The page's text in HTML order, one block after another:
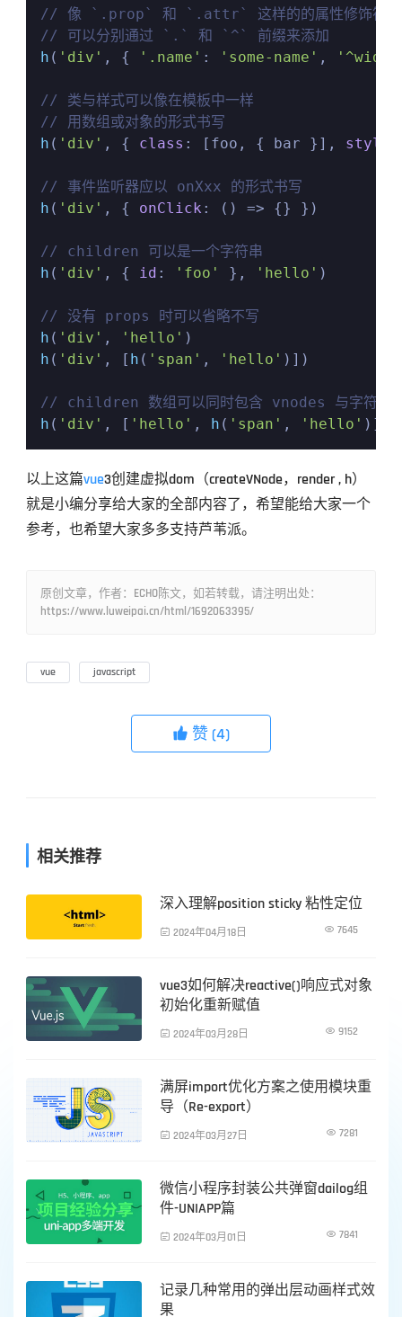
// 像 `.prop` 和 `.attr` 这样的的属性修饰符
// 可以分别通过 `.` 和 `^` 前缀来添加
h ( 'div' , { '.name' : 'some-name' ,
// 类与样式可以像在模板中一样
// 用数组或对象的形式书写
h ( 'div' , { class : [foo, { bar }], style
// 事件监听器应以 onXxx 的形式书写
h ( 'div' , { onClick : () => {} })
// children 可以是一个字符串
h ( 'div' , { id : 'foo' }, 'hello' )
// 没有 props 时可以省略不写
h ( 'div' , 'hello'
h ( 'div' , [ h ( 'span' , 'hello' )])
// children 数组可以同时包含 vnodes 与字符串
h ( 'div' , [ 'hello' , h ( 'span' , 'hello' )])
以上这篇vue3创建虚拟dom（createVNode，render , h）
就是小编分享给大家的全部内容了，希望能给大家一个
参考，也希望大家多多支持芦苇派。
原创文章，作者：ECHO陈文，如若转载，请注明出处：
https://www.luweipai.cn/html/1692063395/
vue javascript
 赞(4)
相关推荐
深入理解position sticky 粘性定位
 2024年04月18日  7645
前端技术
vue3如何解决reactive()响应式对象
初始化重新赋值
 2024年03月28日  9152
前端技术
满屏import优化方案之使用模块重
导（Re-export）
 2024年03月27日  7281
前端技术
微信小程序封装公共弹窗dailog组
件-UNIAPP篇
 2024年03月01日  7841
前端技术
记录几种常用的弹出层动画样式效
果